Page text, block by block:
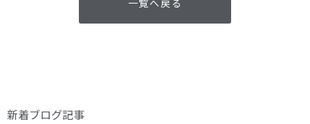
一覧へ戻る
新着ブログ記事